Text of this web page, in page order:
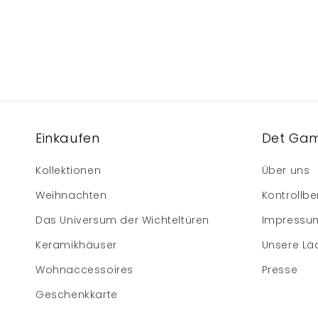
Einkaufen
Kollektionen
Weihnachten
Das Universum der Wichteltüren
Keramikhäuser
Wohnaccessoires
Geschenkkarte
Det
Über uns
Unsere
Presse